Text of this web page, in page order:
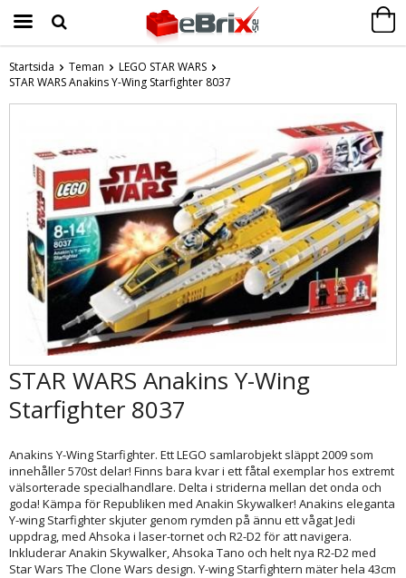
Produkten har blivit tillagd i varukorgen
Startsida Teman
LEGO STAR WARS
STAR WARS Anakins Y-Wing Starfighter 8037
STAR WARS Anakins Y-Wing
Starfighter 8037
Anakins Y-Wing Starfighter. Ett LEGO samlarobjekt släppt 2009 som
innehåller 570st delar! Finns bara kvar i ett fåtal exemplar hos extremt
välsorterade specialhandlare. Delta i striderna mellan det onda och
goda! Kämpa för Republiken med Anakin Skywalker! Anakins eleganta
Y-wing Starfighter skjuter genom rymden på ännu ett vågat Jedi
uppdrag, med Ahsoka i laser-tornet och R2-D2 för att navigera.
Inkluderar Anakin Skywalker, Ahsoka Tano och helt nya R2-D2 med
Star Wars The Clone Wars design. Y-wing Starfightern mäter hela 43cm